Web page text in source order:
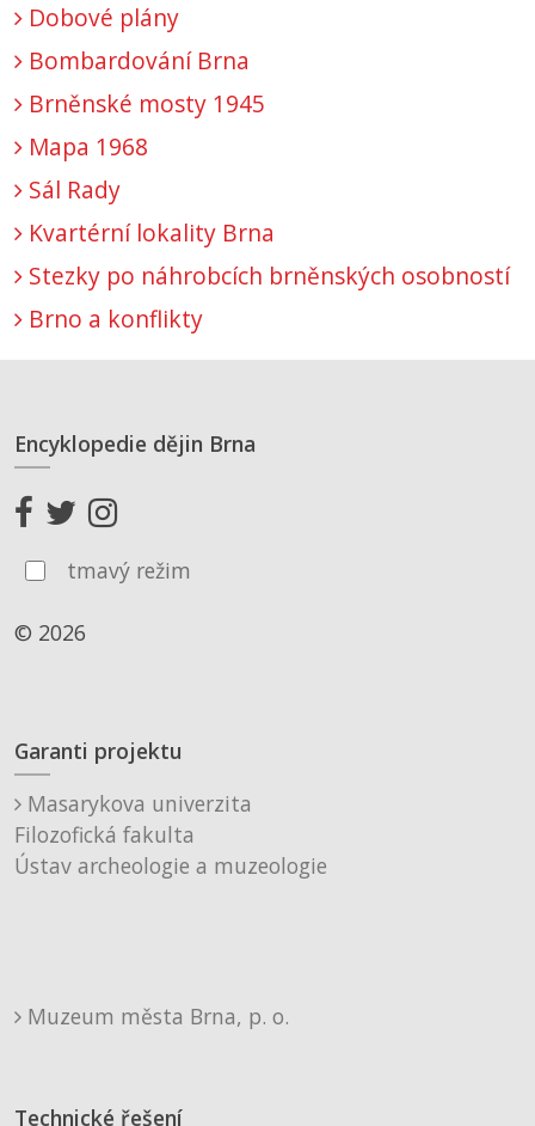
Dobové plány
Bombardování Brna
Brněnské mosty 1945
Mapa 1968
Sál Rady
Kvartérní lokality Brna
Stezky po náhrobcích brněnských osobností
Brno a konflikty
Encyklopedie dějin Brna
tmavý režim
© 2026
Garanti projektu
Masarykova univerzita
Filozofická fakulta
Ústav archeologie a muzeologie
Muzeum města Brna, p. o.
Technické řešení